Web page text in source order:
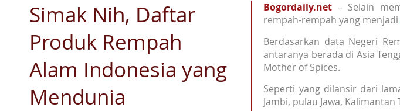
Simak Nih, Daftar
Produk Rempah
Alam Indonesia yang
Mendunia
Bogordaily.net – Selain
rempah-rempah yang
Berdasarkan data Negeri
antaranya berada di Asia
Mother of Spices.
Seperti yang dilansir dari
Jambi, pulau Jawa,